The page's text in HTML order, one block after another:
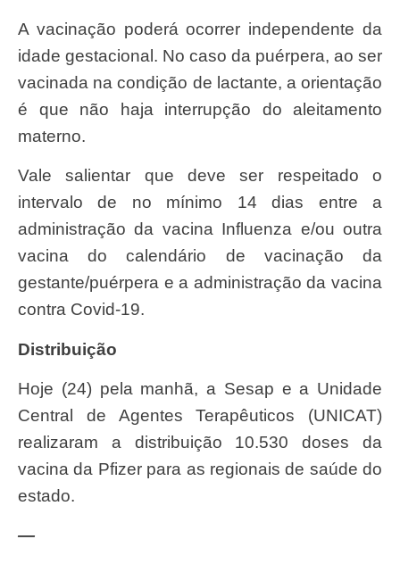
A vacinação poderá ocorrer independente da
idade gestacional. No caso da puérpera, ao ser
vacinada na condição de lactante, a orientação
é que não haja interrupção do aleitamento
materno.
Vale salientar que deve ser respeitado o
intervalo de no mínimo 14 dias entre a
administração da vacina Influenza e/ou outra
vacina do calendário de vacinação da
gestante/puérpera e a administração da vacina
contra Covid-19.
Distribuição
Hoje (24) pela manhã, a Sesap e a Unidade
Central de Agentes Terapêuticos (UNICAT)
realizaram a distribuição 10.530 doses da
vacina da Pfizer para as regionais de saúde do
estado.
—